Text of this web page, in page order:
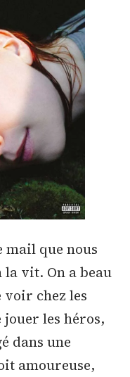
mail que nous
vit. On a beau
voir chez les
les héros,
dans une
amoureuse,